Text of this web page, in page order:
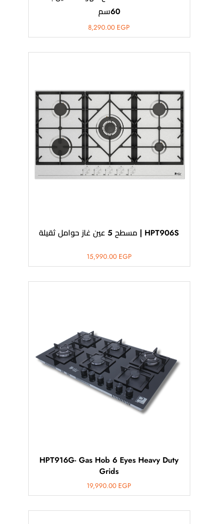
60سم
8,290.00 EGP
HPT906S | مسطح 5 عين غاز حوامل ثقيلة
15,990.00 EGP
HPT916G- Gas Hob 6 Eyes Heavy Duty
Grids
19,990.00 EGP